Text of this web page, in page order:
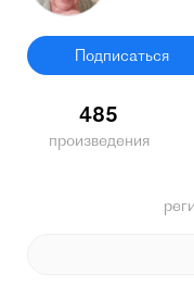
Подписаться
485
произведения